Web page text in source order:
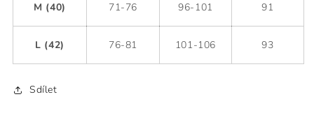
M (40) 71-76 96-101 91
L (42) 76-81 101-106 93
Sdílet